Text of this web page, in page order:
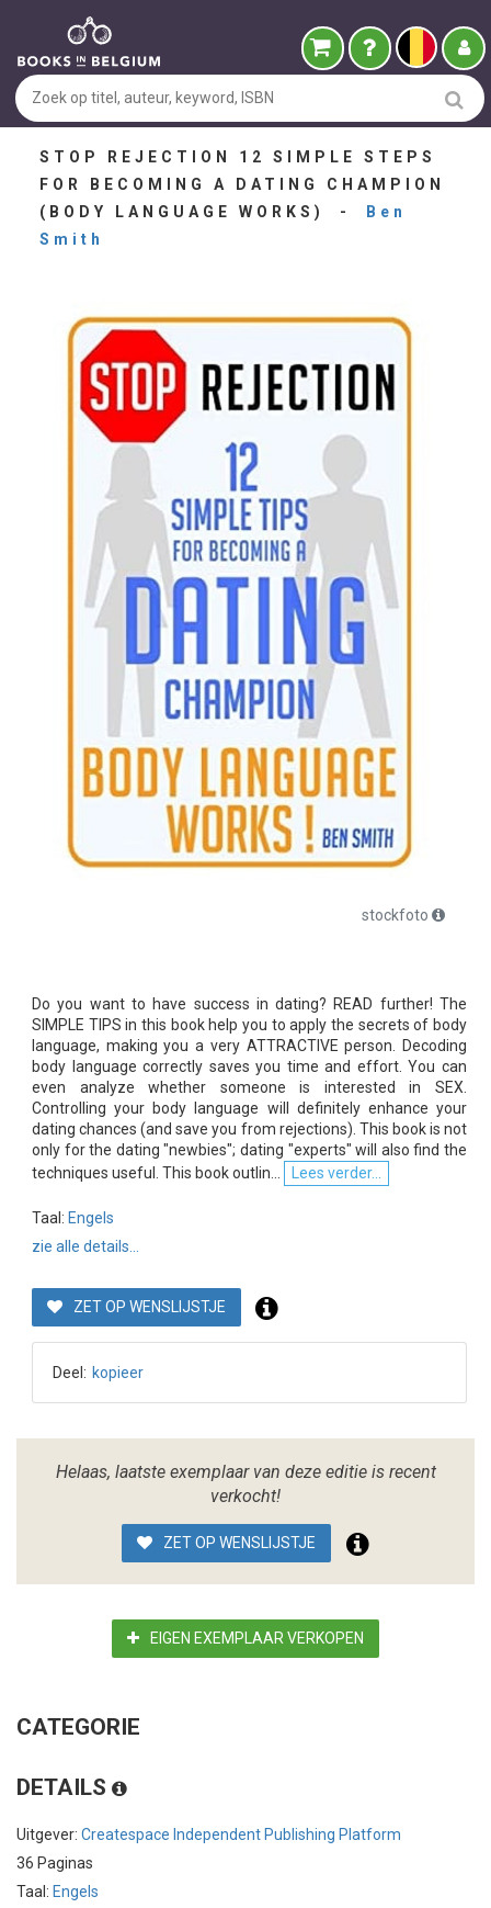
STOP REJECTION 12 SIMPLE STEPS
FOR BECOMING A DATING CHAMPION
(BODY LANGUAGE WORKS) -
Ben
Smith
stockfoto
Do you want to have success in dating? READ further! The
SIMPLE TIPS in this book help you to apply the secrets of body
language, making you a very ATTRACTIVE person. Decoding
body language correctly saves you time and effort. You can
even analyze whether someone is interested in SEX.
Controlling your body language will definitely enhance your
dating chances (and save you from rejections). This book is not
only for the dating "newbies"; dating "experts" will also find the
techniques useful. This book outlin...
Lees verder...
Taal: Engels
zie alle details...
ZET OP WENSLIJSTJE
Deel: kopieer
Helaas, laatste exemplaar van deze editie is recent
verkocht!
ZET OP WENSLIJSTJE
EIGEN EXEMPLAAR VERKOPEN
CATEGORIE
DETAILS
Uitgever: Createspace Independent Publishing Platform
36 Paginas
Taal: Engels